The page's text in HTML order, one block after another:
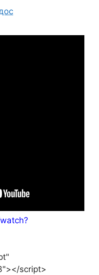
script>